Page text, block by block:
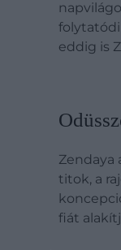
eddig is
Zendaya
titok, a
fiát